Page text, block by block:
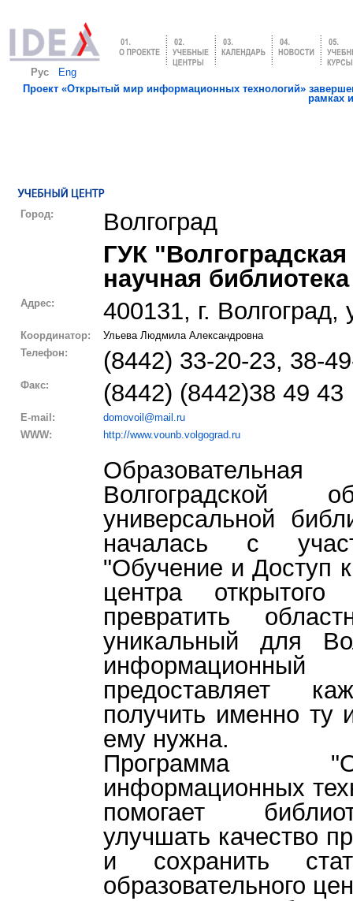
Рус
Eng
Проект «Открытый мир информационных технологий»
рамках
Город:
Волгоград
ГУК
научная
Адрес: 400131, г.
Координатор:
Ульева Людмила Александровна
Телефон:
(8442) 33-20-23, 38-
Факс: (8442) (8442)38 49 43
E-mail:
domovoil@mail.ru
WWW:
http://www.vounb.volgograd.ru
Волгоградской
универсальной
началась с
"Обучение и Доступ
центра открытого
превратить
уникальный для
предоставляет
получить именно ту
ему нужна.
Программа
информационных
помогает
улучшать качество
и сохранить
образовательного